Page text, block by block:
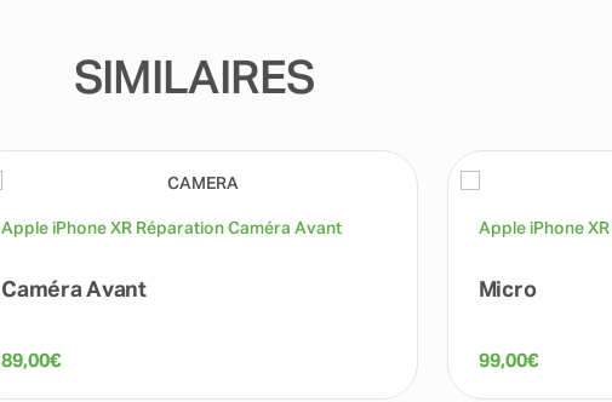
SIMILAIRES
Apple iPhone XR Réparation Caméra Avant
Caméra Avant
89,00€
Apple iPhone
Micro
99,00€